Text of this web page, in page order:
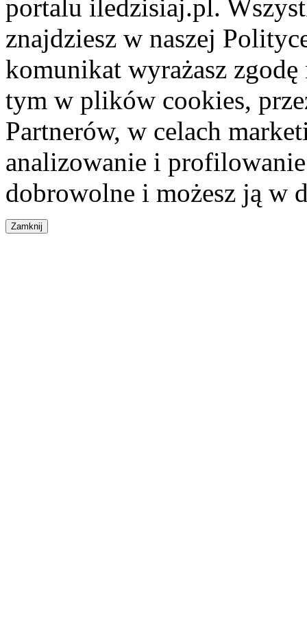
portalu iledzisiaj.pl.
znajdziesz w naszej
komunikat wyrażasz
tym w plików cookies,
Partnerów, w celach
analizowanie i
dobrowolne i możesz ją w